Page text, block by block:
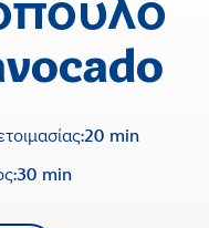
20 min
30 min